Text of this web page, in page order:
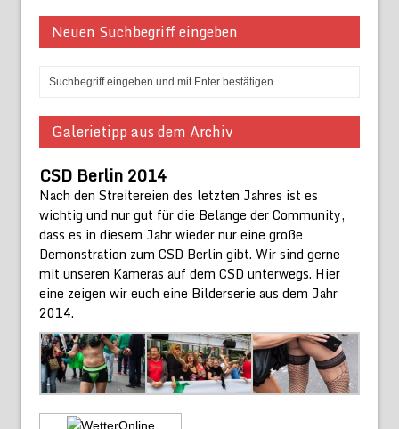
Neuen Suchbegriff eingeben
Galerietipp aus dem Archiv
CSD Berlin 2014
Nach den Streitereien des letzten Jahres ist es
wichtig und nur gut für die Belange der Community,
dass es in diesem Jahr wieder nur eine große
Demonstration zum CSD Berlin gibt. Wir sind gerne
mit unseren Kameras auf dem CSD unterwegs. Hier
eine zeigen wir euch eine Bilderserie aus dem Jahr
2014.